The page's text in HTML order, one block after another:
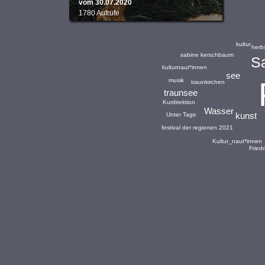
vom 30.07.2020
1780 Aufrufe
Wasser
see
traunsee
kunst
traunkirchen
Kurdirektion
Unter Tage
kulturnaut*innen
festival der regionen 2021
sabine kerschbaum
Kultur_naut*innen
musik
kultur